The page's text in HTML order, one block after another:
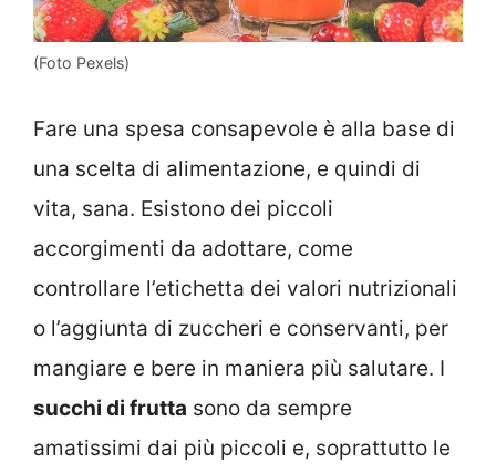
(Foto Pexels)
Fare una spesa consapevole è alla base di
una scelta di alimentazione, e quindi di
vita, sana. Esistono dei piccoli
accorgimenti da adottare, come
controllare l’etichetta dei valori nutrizionali
o l’aggiunta di zuccheri e conservanti, per
mangiare e bere in maniera più salutare. I
succhi di frutta sono da sempre
amatissimi dai più piccoli e, soprattutto le